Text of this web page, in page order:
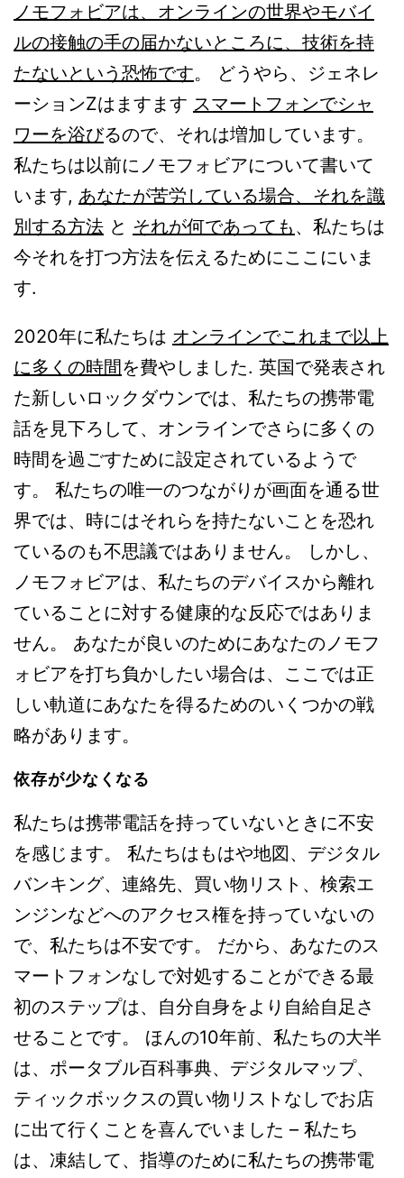
ノモフォビアは、オンラインの世界やモバイ
ルの接触の手の届かないところに、技術を持
たないという恐怖です。 どうやら、ジェネレ
ーションZはますます スマートフォンでシャ
ワーを浴びるので、それは増加しています。
私たちは以前にノモフォビアについて書いて
います, あなたが苦労している場合、それを識
別する方法 と それが何であっても 、私たちは
今それを打つ方法を伝えるためにここにいま
す.
2020年に私たちは オンラインでこれまで以上
に多くの時間 を費やしました. 英国で発表され
た新しいロックダウンでは、私たちの携帯電
話を見下ろして、オンラインでさらに多くの
時間を過ごすために設定されているようで
す。 私たちの唯一のつながりが画面を通る世
界では、時にはそれらを持たないことを恐れ
ているのも不思議ではありません。 しかし、
ノモフォビアは、私たちのデバイスから離れ
ていることに対する健康的な反応ではありま
せん。 あなたが良いのためにあなたのノモフ
ォビアを打ち負かしたい場合は、ここでは正
しい軌道にあなたを得るためのいくつかの戦
略があります。
依存が少なくなる
私たちは携帯電話を持っていないときに不安
を感じます。 私たちはもはや地図、デジタル
バンキング、連絡先、買い物リスト、検索エ
ンジンなどへのアクセス権を持っていないの
で、私たちは不安です。 だから、あなたのス
マートフォンなしで対処することができる最
初のステップは、自分自身をより自給自足さ
せることです。 ほんの10年前、私たちの大半
は、ポータブル百科事典、デジタルマップ、
ティックボックスの買い物リストなしでお店
に出て行くことを喜んでいました – 私たち
は、凍結して、指導のために私たちの携帯電